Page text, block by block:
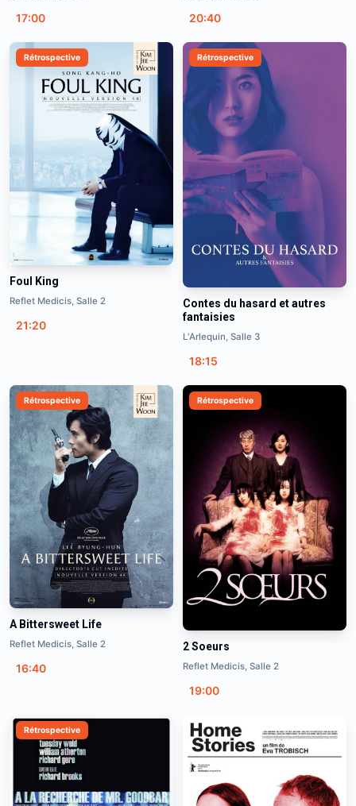
17:00 20:40
Rétrospective
Foul King
Reflet Medicis, Salle 2
21:20
Rétrospective
Contes du hasard et autres
fantaisies
L'Arlequin, Salle 3
18:15
Rétrospective
A Bittersweet Life
Reflet Medicis, Salle 2
16:40
Rétrospective
2 Soeurs
Reflet Medicis, Salle 2
19:00
Rétrospective